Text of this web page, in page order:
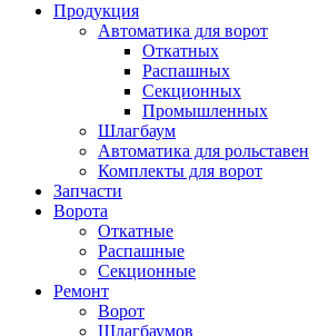
Продукция
Автоматика для ворот
Откатных
Распашных
Секционных
Промышленных
Шлагбаум
Автоматика для рольставен
Комплекты для ворот
Запчасти
Ворота
Откатные
Распашные
Секционные
Ремонт
Ворот
Шлагбаумов